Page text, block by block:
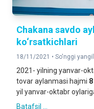
Chakana savdo
ko‘rsatkichlari
18/11/2021 • So'nggi
2021- yilning yanvar-
tovar aylanmasi hajmi
yil yanvar-oktabr
Batafsil ...